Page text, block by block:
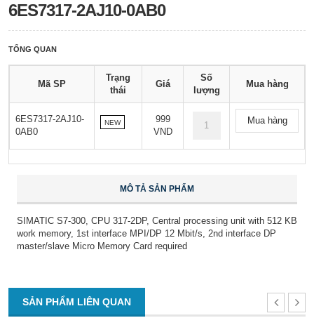
6ES7317-2AJ10-0AB0
TỔNG QUAN
Mã SP
Trạng
thái
Giá
Số
lượng
Mua hàng
6ES7317-2AJ10-
0AB0
NEW
999
VND
Mua hàng
MÔ TẢ SẢN PHẨM
SIMATIC S7-300, CPU 317-2DP, Central processing unit with 512 KB
work memory, 1st interface MPI/DP 12 Mbit/s, 2nd interface DP
master/slave Micro Memory Card required
SẢN PHẨM LIÊN QUAN